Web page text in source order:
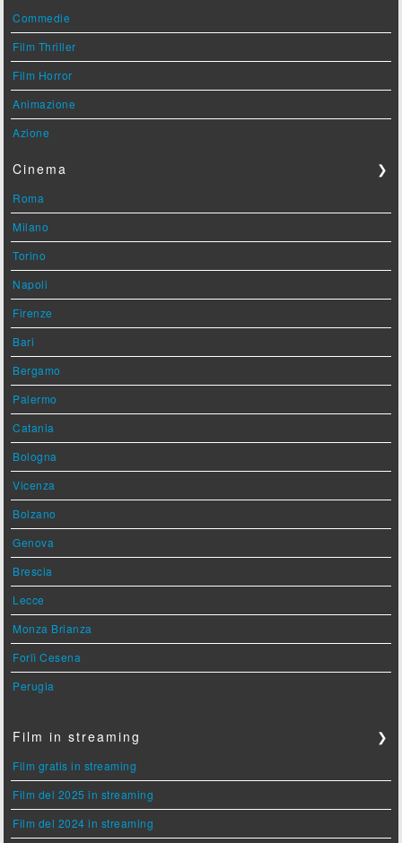
Commedie
Film Thriller
Film Horror
Animazione
Azione
Cinema ❯
Roma
Milano
Torino
Napoli
Firenze
Bari
Bergamo
Palermo
Catania
Bologna
Vicenza
Bolzano
Genova
Brescia
Lecce
Monza Brianza
Forlì Cesena
Perugia
Film in streaming ❯
Film gratis in streaming
Film del 2025 in streaming
Film del 2024 in streaming